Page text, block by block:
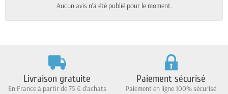
Aucun avis n'a été publié pour le moment.
Livraison gratuite
En France à partir de 75 € d'achats
Paiement sécurisé
Paiement en ligne 100% sécurisé